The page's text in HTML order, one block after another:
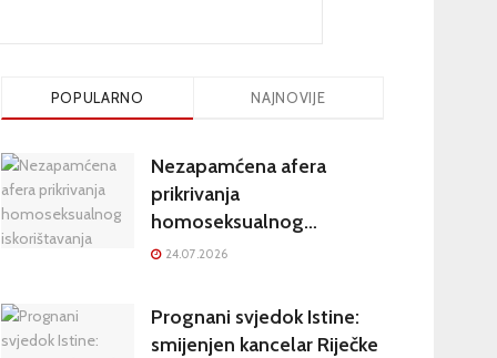
POPULARNO NAJNOVIJE
Nezapamćena afera
prikrivanja
homoseksualnog
iskorištavanja maloljetnika
krugovima potresa
Hrvatsku
24.07.2026
Prognani svjedok Istine:
smijenjen kancelar Riječke